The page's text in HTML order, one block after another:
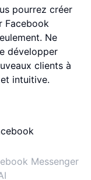
pourrez créer
Facebook
Ne
développer
clients à
intuitive.
Messenger